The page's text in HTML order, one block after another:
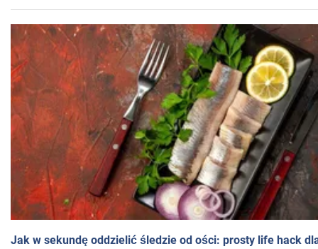
Jak w sekundę oddzielić śledzie od ości: prosty life hack